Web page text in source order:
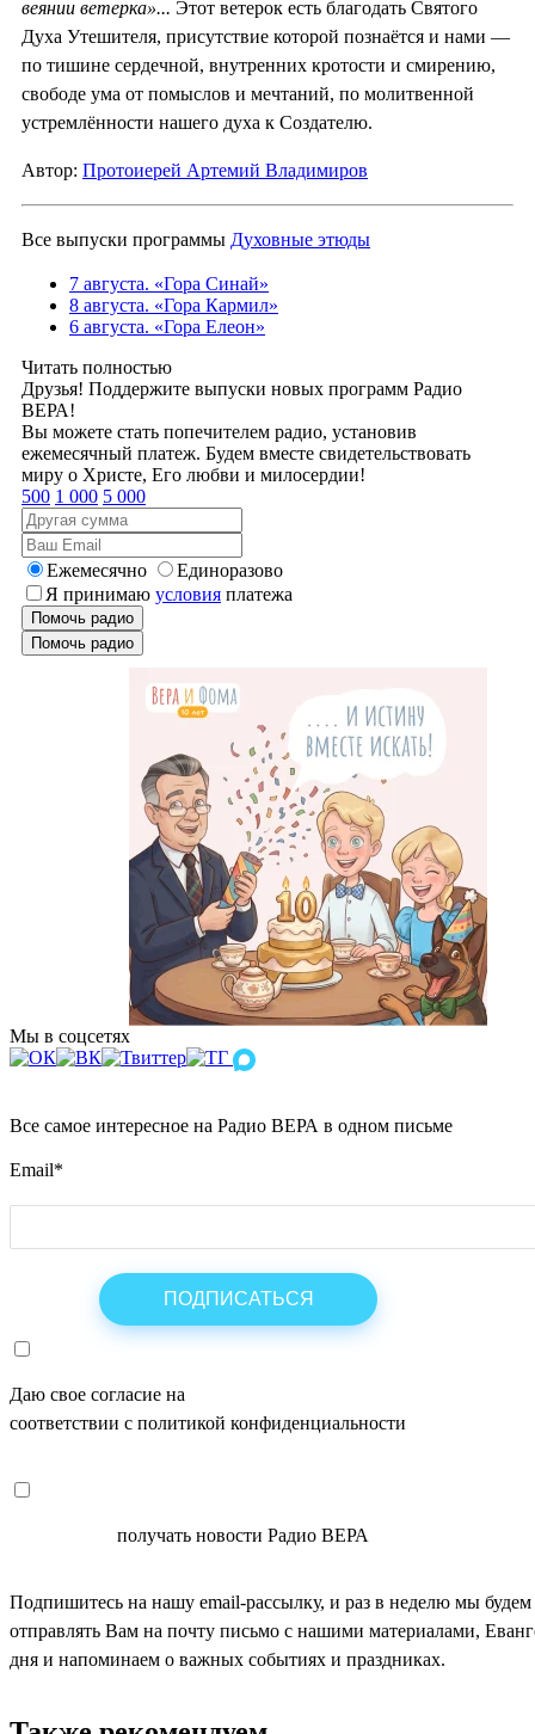
веянии ветерка»... Этот ветерок есть благодать Святого
Духа Утешителя, присутствие которой познаётся и нами —
по тишине сердечной, внутренних кротости и смирению,
свободе ума от помыслов и мечтаний, по молитвенной
устремлённости нашего духа к Создателю.
Автор: Протоиерей Артемий Владимиров
Все выпуски программы Духовные этюды
7 августа. «Гора Синай»
8 августа. «Гора Кармил»
6 августа. «Гора Елеон»
Читать полностью
Друзья! Поддержите выпуски новых программ Радио
ВЕРА!
Вы можете стать попечителем радио, установив
ежемесячный платеж. Будем вместе свидетельствовать
миру о Христе, Его любви и милосердии!
500 1 000 5 000
Ежемесячно
Единоразово
Я принимаю условия платежа
Помочь радио
Помочь радио
Мы в соцсетях
Все самое интересное на Радио ВЕРА в одном письме
Email*
Даю свое согласие на
соответствии с политикой конфиденциальности
получать новости Радио ВЕРА
Подпишитесь на нашу email-рассылку, и раз в неделю мы будем
отправлять Вам на почту письмо с нашими материалами,
дня и напоминаем о важных событиях и праздниках.